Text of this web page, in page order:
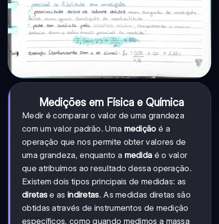
Medições em Física e Química
Medir é comparar o valor de uma grandeza
com um valor padrão. Uma medição é a
operação que nos permite obter valores de
uma grandeza, enquanto a medida é o valor
que atribuímos ao resultado dessa operação.
Existem dois tipos principais de medidas: as
diretas e as indiretas. As medidas diretas são
obtidas através de instrumentos de medição
específicos, como quando medimos a massa